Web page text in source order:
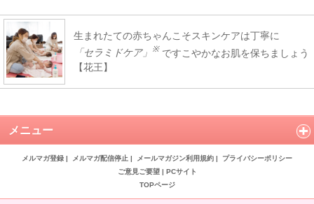
生まれたての赤ちゃんこそスキンケアは丁寧に
「セラミドケア」
※ ですこやかなお肌を保ちましょう
【花王】
メニュー
メルマガ登録 | メルマガ配信停止 | メールマガジン利用規約 | プライバシーポリシー
ご意見ご要望| PCサイト
TOPページ